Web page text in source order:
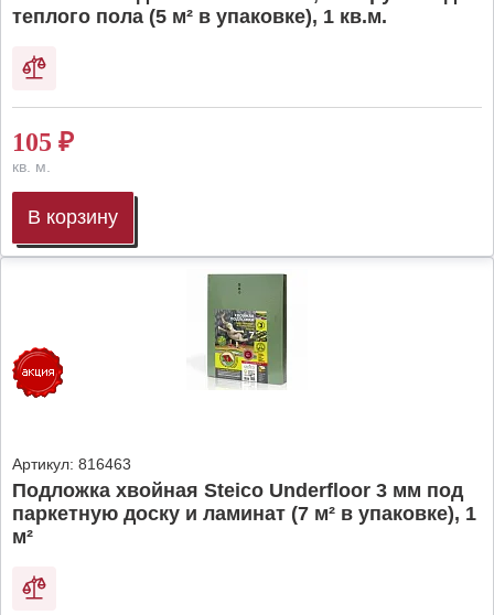
теплого пола (5 м² в упаковке), 1 кв.м.
105 ₽
кв. м.
В корзину
Артикул: 816463
Подложка хвойная Steico Underfloor 3 мм под
паркетную доску и ламинат (7 м² в упаковке), 1
м²